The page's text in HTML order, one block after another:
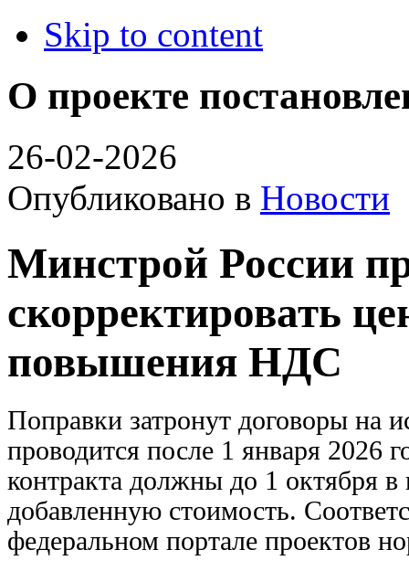
Skip to content
О проекте
26-02-2026
Опубликовано в Новости
Минстрой России
скорректировать
повышения НДС
Поправки затронут договоры на
проводится после 1 января 2026
контракта должны до 1 октября в
добавленную стоимость.
федеральном портале проектов